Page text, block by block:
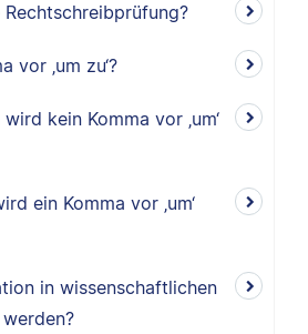
vor ‚um zu‘?
kein Komma vor ‚um‘
ein Komma vor ‚um‘
in wissenschaftlichen